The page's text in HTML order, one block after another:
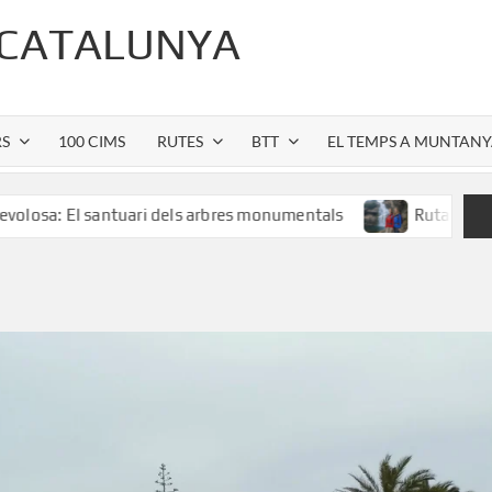
100 CIMS RUTES BTT EL TEMPS A
santuari dels arbres monumentals Ruta al Salt de